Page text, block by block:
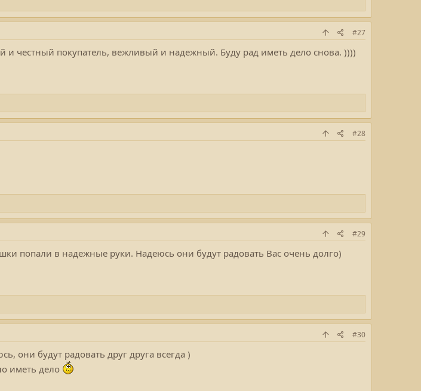
#27
и честный покупатель, вежливый и надежный. Буду рад иметь дело снова. ))))
#28
#29
попали в надежные руки. Надеюсь они будут радовать Вас очень долго)
#30
они будут радовать друг друга всегда )
иметь дело